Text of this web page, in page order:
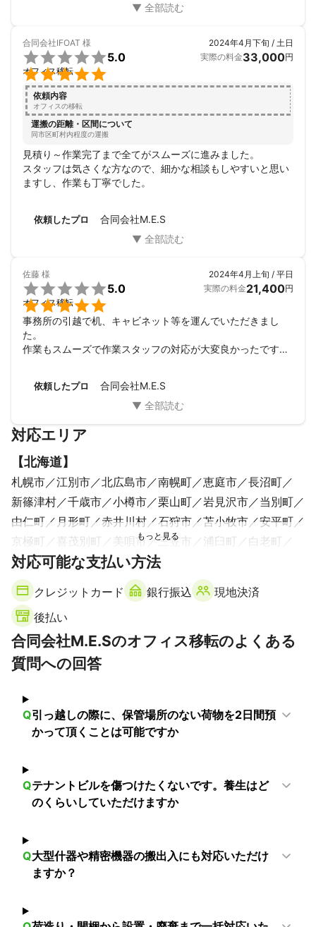
代表をはじめスタッフ皆さんも感じが良く、とても気持ちの
合同会社IFOAT 様


5.0
オフィス移転
2024年4月下旬 / 土日
実際の料金33,000円
依頼内容
オフィスの移転
運搬の距離・区間について
同市区町村内程度の運搬
見積り～作業完了まで全てがスムーズに進みました。
スタッフは気さくな方なので、細かな相談もしやすいと思い
ますし、作業も丁寧でした。
依頼したプロ 合同会社M.E.S
佐藤 様


5.0
オフィス移転
2024年4月上旬 / 平日
実際の料金21,400円
事務所の引越で机、キャビネット等を運んでいただきまし
た。
作業もスムーズで作業スタッフの対応が大変良かったです。
依頼したプロ 合同会社M.E.S
対応エリア
【北海道】
札幌市 江別市 北広島市 南幌町 恵庭市
長沼町
新篠津村
千歳市 小樽市 栗山町 岩見沢市
当別町
由仁町
月形町 赤井川村 石狩市 苫小牧市
安平町
京極町
喜茂別町 美唄市 三笠市 浦臼町
白老町
余市町
倶知安町 厚真町 夕張市
奈井江町
伊達市 新十津川町
むかわ町
上砂川町 壮瞥町 砂川市
ニセコ町
古平町
洞爺湖町
滝川市
芦別市 赤平市 豊浦町 岩内町
積丹町
蘭越町
神恵内村
秩父別町
上富良野町
沼田町 深川市 新冠町
長万部町
美瑛町
東神楽町 旭川市 鷹栖町
当麻町
鹿部町 今金町 比布町 森町
帯広市
鹿追町
和寒町 中札内村 苫前町
音更町
上士幌町
北斗市 乙部町 大樹町 厚沢部町
幕別町
江差町
様似町
遠別町
対応可能な支払い方法
クレジットカード 銀行振込
現地決済
後払い
合同会社M.E.Sのオフィス移転のよくある
質問への回答
Q引っ越しの際に、保管場所のない荷物を2日間預
かって頂くことは可能ですか
Qテナントビルを傷つけたくないです。養生はど
のくらいしていただけますか
Q大型什器や精密機器の搬出入にも対応いただけ
ますか？